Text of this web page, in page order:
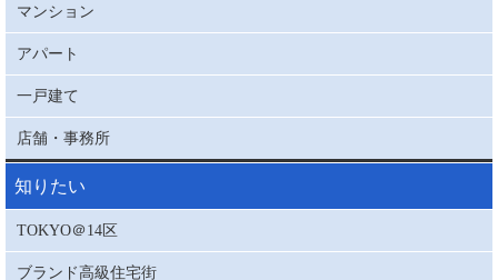
マンション
アパート
一戸建て
店舗・事務所
知りたい
TOKYO＠14区
ブランド高級住宅街